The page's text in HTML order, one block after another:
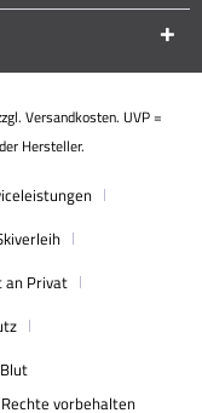
Versandkosten. UVP =
Hersteller.
an Privat
vorbehalten